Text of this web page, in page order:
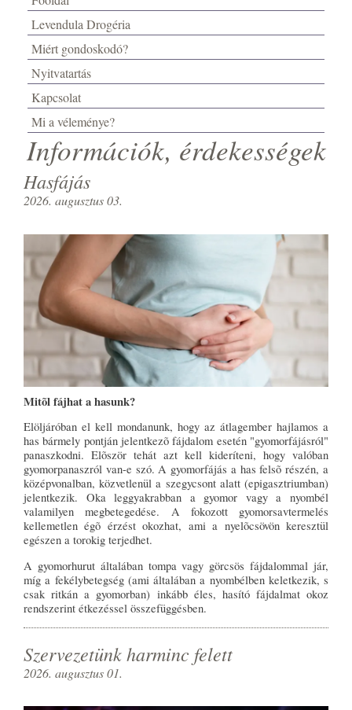
Levendula Drogéria
Miért gondoskodó?
Nyitvatartás
Kapcsolat
Mi a véleménye?
Információk, érdekességek
Hasfájás
2026. augusztus 03.
Mitõl fájhat a hasunk?
Elöljáróban el kell mondanunk, hogy az átlagember hajlamos a
has bármely pontján jelentkezõ fájdalom esetén "gyomorfájásról"
panaszkodni. Elõször tehát azt kell kideríteni, hogy valóban
gyomorpanaszról van-e szó. A gyomorfájás a has felsõ részén, a
középvonalban, közvetlenül a szegycsont alatt (epigasztriumban)
jelentkezik. Oka leggyakrabban a gyomor vagy a nyombél
valamilyen megbetegedése. A fokozott gyomorsavtermelés
kellemetlen égõ érzést okozhat, ami a nyelõcsövön keresztül
egészen a torokig terjedhet.
A gyomorhurut általában tompa vagy görcsös fájdalommal jár,
míg a fekélybetegség (ami általában a nyombélben keletkezik, s
csak ritkán a gyomorban) inkább éles, hasító fájdalmat okoz
rendszerint étkezéssel összefüggésben.
Szervezetünk harminc felett
2026. augusztus 01.